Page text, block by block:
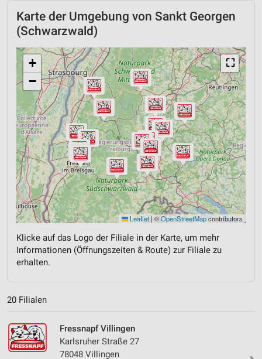
Karte der Umgebung von Sankt Georgen
(Schwarzwald)
⛶
+
−
Leaflet | ©OpenStreetMapcontributors
Klicke auf das Logo der Filiale in der Karte, um mehr
Informationen (Öffnungszeiten & Route) zur Filiale zu
erhalten.
20 Filialen
Fressnapf Villingen
Karlsruher Straße 27
78048 Villingen